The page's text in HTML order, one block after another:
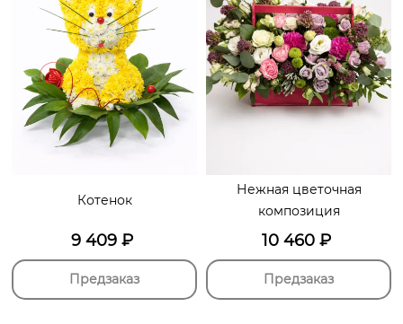
Котенок
9 409 ₽
Предзаказ
Нежная цветочная
композиция
10 460 ₽
Предзаказ